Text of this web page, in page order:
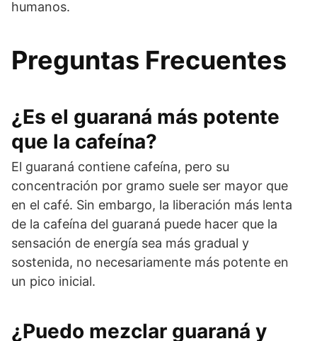
humanos.
Preguntas Frecuentes
¿Es el guaraná más potente
que la cafeína?
El guaraná contiene cafeína, pero su
concentración por gramo suele ser mayor que
en el café. Sin embargo, la liberación más lenta
de la cafeína del guaraná puede hacer que la
sensación de energía sea más gradual y
sostenida, no necesariamente más potente en
un pico inicial.
¿Puedo mezclar guaraná y